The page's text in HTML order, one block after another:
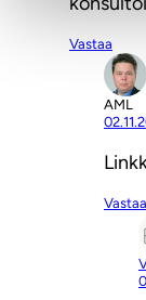
Vastaa
AML
Vastaa